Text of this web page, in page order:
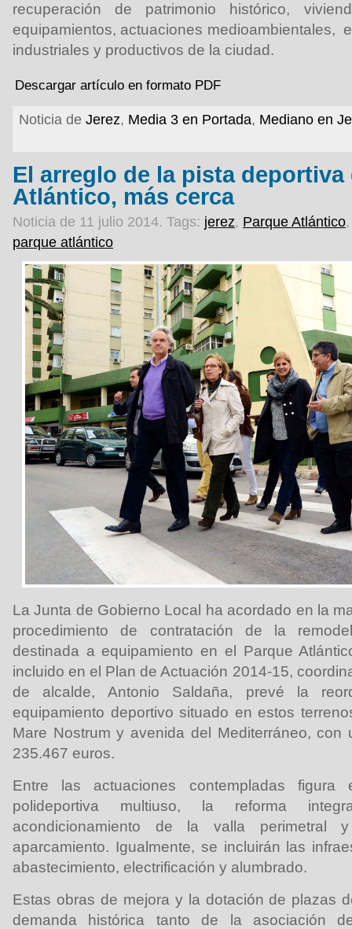
recuperación de patrimonio histórico,
equipamientos, actuaciones medioambientales,
industriales y productivos de la ciudad.
Descargar artículo en formato PDF
Noticia de Jerez, Media 3 en Portada, Mediano en
El arreglo de la pista deportiva
Atlántico, más cerca
Noticia de 11 julio 2014. Tags: jerez, Parque Atlántico
parque atlántico
La Junta de Gobierno Local ha acordado en la
procedimiento de contratación de la
destinada a equipamiento en el Parque
incluido en el Plan de Actuación 2014-15,
de alcalde, Antonio Saldaña, prevé la
equipamiento deportivo situado en estos
Mare Nostrum y avenida del Mediterráneo, con
235.467 euros.
Entre las actuaciones contempladas
polideportiva multiuso, la reforma
acondicionamiento de la valla
aparcamiento. Igualmente, se incluirán las
abastecimiento, electrificación y alumbrado.
Estas obras de mejora y la dotación de plazas
demanda histórica tanto de la asociación